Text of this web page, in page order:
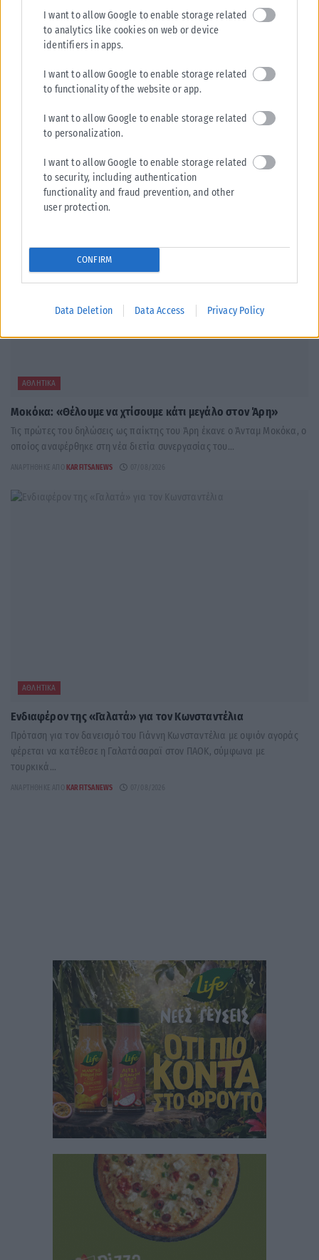
I want to allow Google to enable storage related
to analytics like cookies on web or device
identifiers in apps.
I want to allow Google to enable storage related
to functionality of the website or app.
I want to allow Google to enable storage related
to personalization.
I want to allow Google to enable storage related
to security, including authentication
functionality and fraud prevention, and other
user protection.
CONFIRM
Data Deletion Data Access Privacy Policy
Τελικός-5 Ιουνίου 2027 (Μαδρίτη, Metropolitano)
Σχετικά Άρθρα
ΑΘΛΗΤΙΚΆ
Μοκόκα: «Θέλουμε να χτίσουμε κάτι μεγάλο στον Άρη»
Τις πρώτες του δηλώσεις ως παίκτης του Άρη έκανε ο Άνταμ Μοκόκα, ο
οποίος αναφέρθηκε στη νέα διετία συνεργασίας του...
ΑΝΑΡΤΉΘΗΚΕ ΑΠΌ KARFITSANEWS
ΑΘΛΗΤΙΚΆ
Ενδιαφέρον της «Γαλατά» για τον Κωνσταντέλια
Πρόταση για τον δανεισμό του Γιάννη Κωνσταντέλια με οψιόν αγοράς
φέρεται να κατέθεσε η Γαλατάσαραϊ στον ΠΑΟΚ, σύμφωνα με
τουρκικά...
ΑΝΑΡΤΉΘΗΚΕ ΑΠΌ KARFITSANEWS